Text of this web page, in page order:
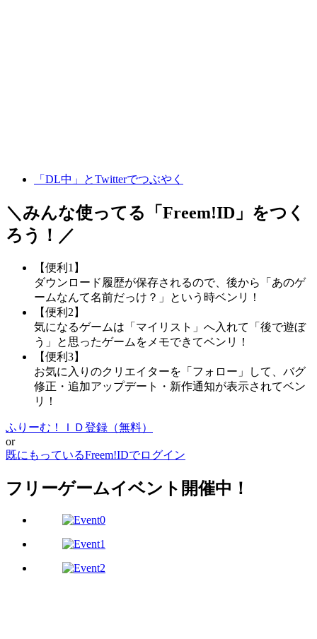
「DL中」とTwitterでつぶやく
＼みんな使ってる「 Freem!ID 」をつく
ろう！／
【便利1】
ダウンロード履歴が保存されるので、後から「あのゲ
ームなんて名前だっけ？」という時ベンリ！
【便利2】
気になるゲームは「マイリスト」へ入れて「後で遊ぼ
う」と思ったゲームをメモできてベンリ！
【便利3】
お気に入りのクリエイターを「フォロー」して、バグ
修正・追加アップデート・新作通知が表示されてベン
リ！
ふりーむ！ＩＤ登録（無料）
or
既にもっているFreem!IDでログイン
フリーゲームイベント開催中！